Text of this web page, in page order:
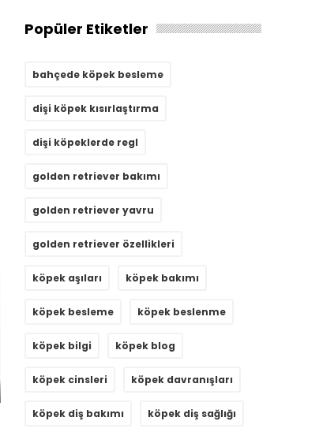
Popüler Etiketler
bahçede köpek besleme
dişi köpek kısırlaştırma
dişi köpeklerde regl
golden retriever bakımı
golden retriever yavru
golden retriever özellikleri
köpek aşıları köpek bakımı
köpek besleme köpek beslenme
köpek bilgi köpek blog
köpek cinsleri köpek davranışları
köpek diş bakımı köpek diş sağlığı